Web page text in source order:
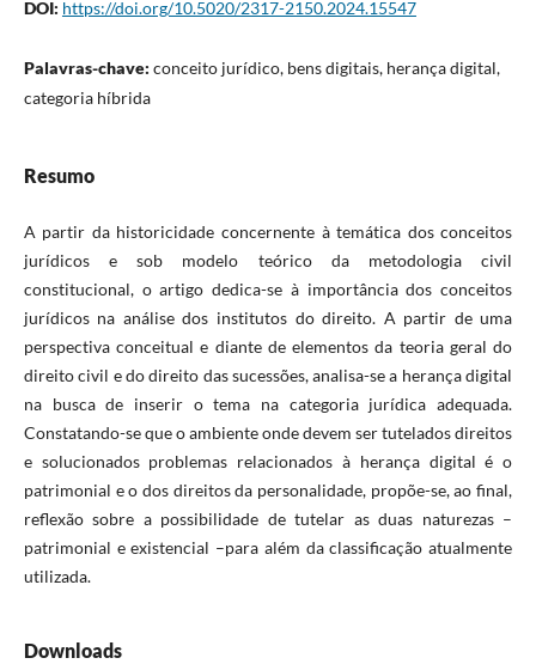
DOI: https://doi.org/10.5020/2317-2150.2024.15547
Palavras-chave: conceito jurídico, bens digitais, herança digital,
categoria híbrida
Resumo
A partir da historicidade concernente à temática dos conceitos
jurídicos e sob modelo teórico da metodologia civil
constitucional, o artigo dedica-se à importância dos conceitos
jurídicos na análise dos institutos do direito. A partir de uma
perspectiva conceitual e diante de elementos da teoria geral do
direito civil e do direito das sucessões, analisa-se a herança digital
na busca de inserir o tema na categoria jurídica adequada.
Constatando-se que o ambiente onde devem ser tutelados direitos
e solucionados problemas relacionados à herança digital é o
patrimonial e o dos direitos da personalidade, propõe-se, ao final,
reflexão sobre a possibilidade de tutelar as duas naturezas –
patrimonial e existencial –para além da classificação atualmente
utilizada.
Downloads